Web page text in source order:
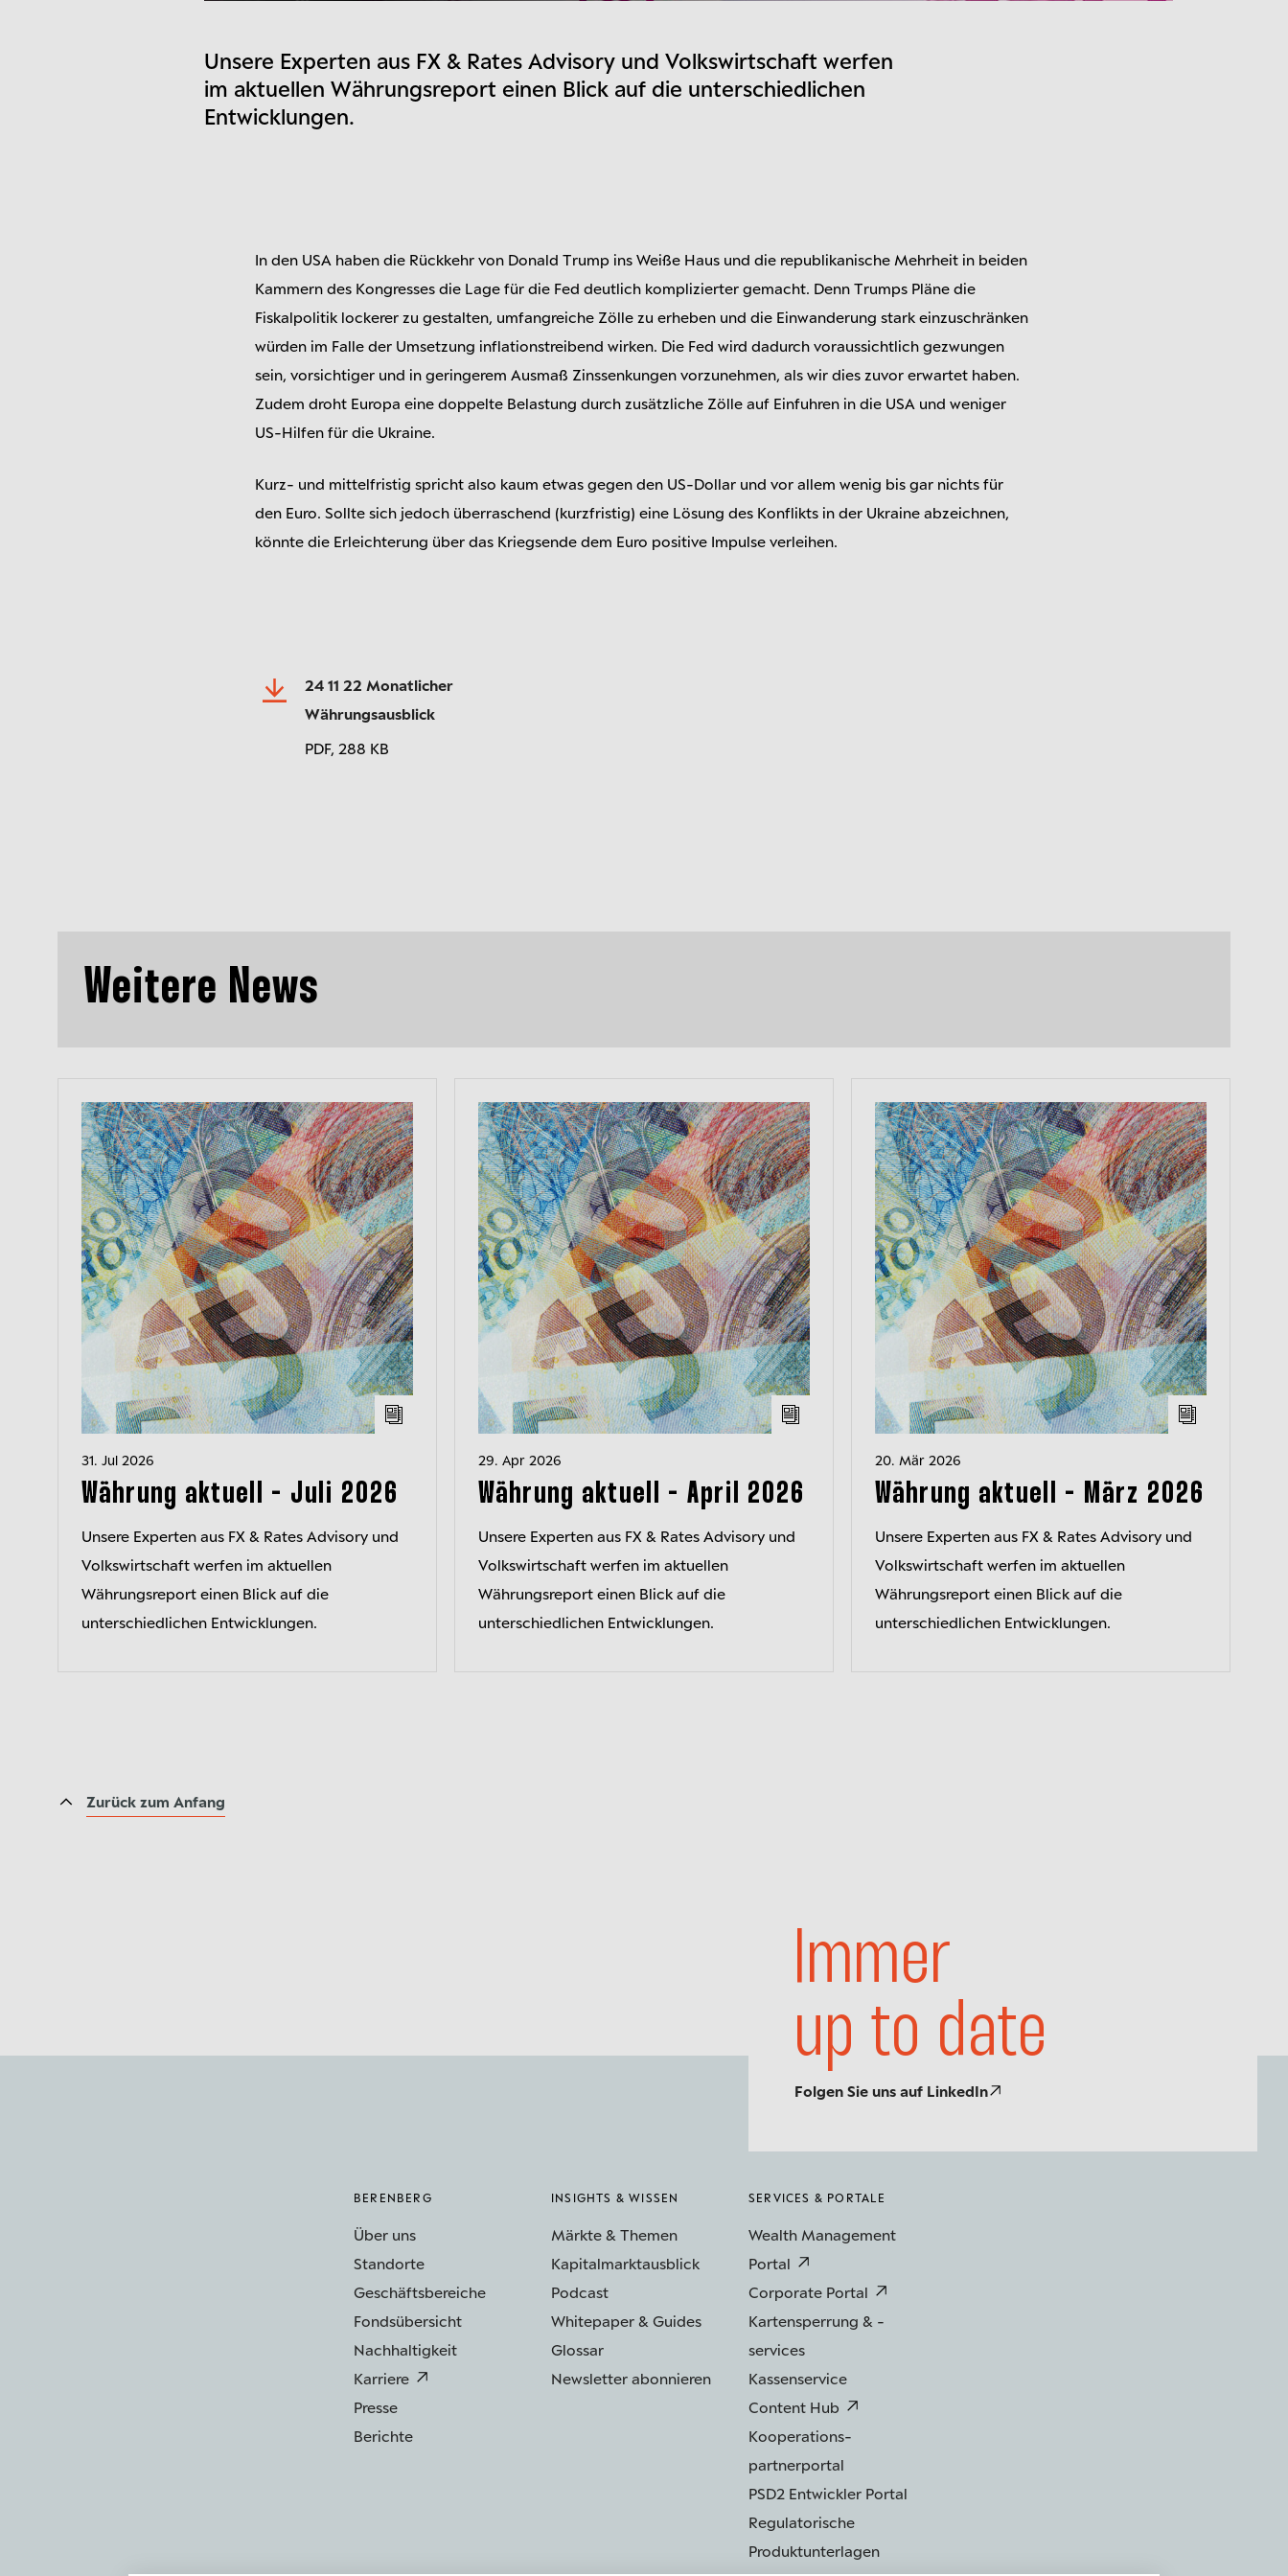
Unsere Experten aus FX & Rates Advisory und Volkswirtschaft werfen
im aktuellen Währungsreport einen Blick auf die unterschiedlichen
Entwicklungen.
In den USA haben die Rückkehr von Donald Trump ins Weiße Haus und die republikanische Mehrheit in beiden
Kammern des Kongresses die Lage für die Fed deutlich komplizierter gemacht. Denn Trumps Pläne die
Fiskalpolitik lockerer zu gestalten, umfangreiche Zölle zu erheben und die Einwanderung stark einzuschränken
würden im Falle der Umsetzung inflationstreibend wirken. Die Fed wird dadurch voraussichtlich gezwungen
sein, vorsichtiger und in geringerem Ausmaß Zinssenkungen vorzunehmen, als wir dies zuvor erwartet haben.
Zudem droht Europa eine doppelte Belastung durch zusätzliche Zölle auf Einfuhren in die USA und weniger
US-Hilfen für die Ukraine.
Kurz- und mittelfristig spricht also kaum etwas gegen den US-Dollar und vor allem wenig bis gar nichts für
den Euro. Sollte sich jedoch überraschend (kurzfristig) eine Lösung des Konflikts in der Ukraine abzeichnen,
könnte die Erleichterung über das Kriegsende dem Euro positive Impulse verleihen.
24 11 22 Monatlicher
Währungsausblick
PDF, 288 KB
Weitere News
31. Jul 2026
Währung aktuell - Juli 2026
Unsere Experten aus FX & Rates Advisory und
Volkswirtschaft werfen im aktuellen
Währungsreport einen Blick auf die
unterschiedlichen Entwicklungen.
29. Apr 2026
Währung aktuell - April 2026
Unsere Experten aus FX & Rates Advisory und
Volkswirtschaft werfen im aktuellen
Währungsreport einen Blick auf die
unterschiedlichen Entwicklungen.
20. Mär 2026
Währung aktuell - März 2026
Unsere Experten aus FX & Rates Advisory und
Volkswirtschaft werfen im aktuellen
Währungsreport einen Blick auf die
unterschiedlichen Entwicklungen.
Immer
up to date
Folgen Sie uns auf LinkedIn
Zurück zum Anfang
BERENBERG
Über uns
Standorte
Geschäftsbereiche
Fondsübersicht
Nachhaltigkeit
Karriere
Presse
Berichte
INSIGHTS & WISSEN
Märkte & Themen
Kapitalmarktausblick
Podcast
Whitepaper & Guides
Glossar
Newsletter abonnieren
SERVICES & PORTALE
Wealth Management
Portal
Corporate Portal
Kartensperrung & -
services
Kassenservice
Content Hub
Kooperations­
partnerportal
PSD2 Entwickler Portal
Regulatorische
Produktunterlagen